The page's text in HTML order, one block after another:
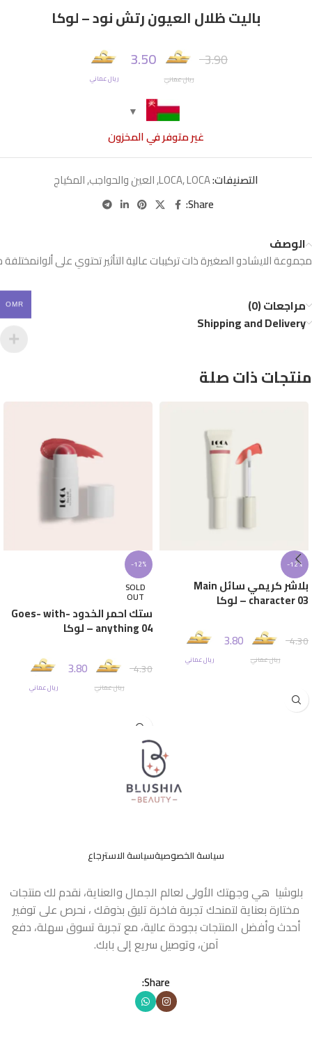
باليت ظلال العيون رتش نود – لوكا
3.90
ريال عماني
3.50
ريال عماني
غير متوفر في المخزون
التصنيفات: LOCA,LOCA
,العين والحواجب,المكياج
Share:
الوصف
مجموعةالايشادوالصغيرةذاتتركيباتعاليةالتأثيرتحتويعلىألوانمختلفة
مراجعات (0)
Shipping and Delivery
منتجات ذات صلة
-12%
بلاشر كريمي سائل Main
character 03 – لوكا
4.30
ريال عماني
3.80
ريال عماني
-12%
SOLD
OUT
ستك احمر الخدود Goes- with-
anything 04 – لوكا
4.30
ريال عماني
3.80
ريال عماني
سياسة الخصوصيةسياسة الاسترجاع
بلوشيا هي وجهتك الأولى لعالم الجمال والعناية، نقدم لك منتجات
مختارة بعناية لتمنحك تجربة فاخرة تليق بذوقك ، نحرص على توفير
أحدث وأفضل المنتجات بجودة عالية، مع تجربة تسوق سهلة، دفع
آمن، وتوصيل سريع إلى بابك.
Share:
OMR